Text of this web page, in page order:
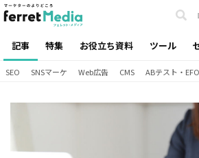
記事 特集 お役立ち資料 ツール
SEO SNSマーケ Web広告 CMS ABテスト・EFO